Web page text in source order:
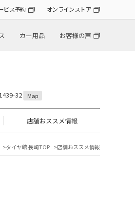
ビス予約 オンラインストア
カー用品 お客様の声
32 Map
店舗おススメ情報
タイヤ館 長崎TOP 店舗おススメ情報